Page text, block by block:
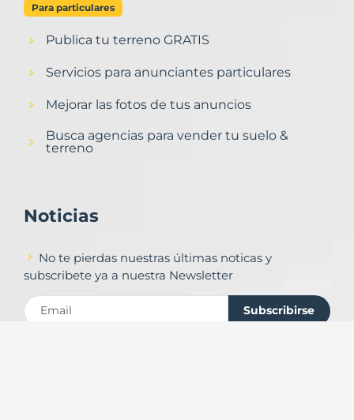
Para particulares
Publica tu terreno GRATIS
Servicios para anunciantes particulares
Mejorar las fotos de tus anuncios
Busca agencias para vender tu suelo &
terreno
Noticias
No te pierdas nuestras últimas noticas y
subscribete ya a nuestra Newsletter
Subscribirse